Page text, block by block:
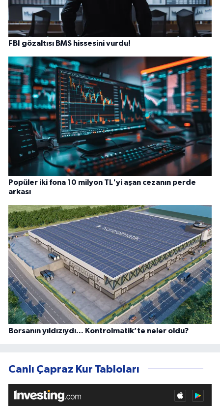
FBI gözaltısı BMS hissesini vurdu!
Popüler iki fona 10 milyon TL'yi aşan cezanın perde
arkası
Borsanın yıldızıydı... Kontrolmatik’te neler oldu?
Canlı Çapraz Kur Tabloları